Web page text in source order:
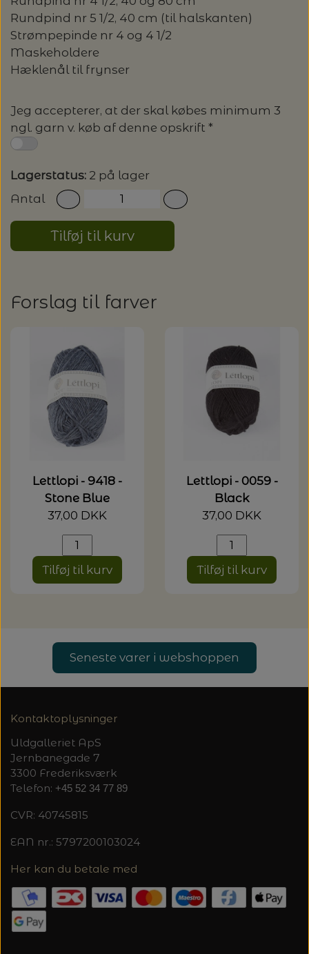
PASCUALI: NEPAL - SPAR 20%
PASCULI: SUAVE - SPAR 20%
POMP STITCH - BRODERI - SPAR 30-35%
PÅ ALLE KITS
SPAR 40% - GLERUPS STØVLER BØRN (STR.
19 - 23)
PERMIN: SPAR 30% PÅ ALLE
JULEBRODERIER
BALDYRE: UDVALGTE BRODERIER - SPAR
20%
LANG YARNS
MONDIAL
PASCUALI
PERMIN
SOMMERGARN
LENE HOLME SAMSØE - LEKNIT
MY FAVOURITE THINGS KNITWEAR
ODD ROW
PETITEKNIT
RAUMA
MASKESTOPPERE
MASKEWIRES
MÅLEBÅND / PINDEMÅLERE
MAGMA
SAKSE
STRIKKE- OG SYNÅLE
Rundpind nr 5 1/2, 40 cm (til halskanten)
Strømpepinde nr 4 og 4 1/2
Maskeholdere
Hæklenål til frynser
Jeg accepterer, at der skal købes minimum 3
ngl. garn v. køb af denne opskrift *
Lagerstatus: 2 på lager
Antal
Tilføj til kurv
Forslag til farver
Lettlopi - 9418 -
Stone Blue
37,00 DKK
Tilføj til kurv
Lettlopi - 0059 -
Black
37,00 DKK
Tilføj til kurv
Seneste varer i webshoppen
Kontaktoplysninger
Uldgalleriet ApS
Jernbanegade 7
3300 Frederiksværk
Telefon: +45 52 34 77 89
CVR: 40745815
EAN nr.: 5797200103024
Her kan du betale med